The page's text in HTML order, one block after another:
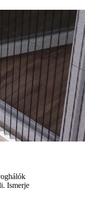
Ismerje